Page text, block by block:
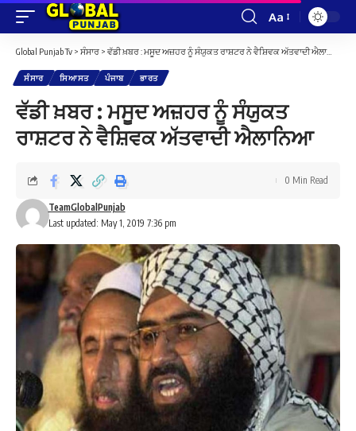
Font
Resizer
Aa
Global Punjab Tv > ਸੰਸਾਰ > ਵੱਡੀ ਖ਼ਬਰ : ਮਸੂਦ ਅਜ਼ਹਰ ਨੂੰ ਸੰਯੁਕਤ ਰਾਸ਼ਟਰ ਨੇ ਵੈਸ਼ਿਵਕ ਅੱਤਵਾਦੀ ਐਲਾਨਿਆ
ਸੰਸਾਰ ਸਿਆਸਤ ਪੰਜਾਬ ਭਾਰਤ
ਵੱਡੀ ਖ਼ਬਰ : ਮਸੂਦ ਅਜ਼ਹਰ ਨੂੰ ਸੰਯੁਕਤ
ਰਾਸ਼ਟਰ ਨੇ ਵੈਸ਼ਿਵਕ ਅੱਤਵਾਦੀ ਐਲਾਨਿਆ
Last updated: May 1, 2019 7:36 pm
TeamGlobalPunjab
0 Min Read